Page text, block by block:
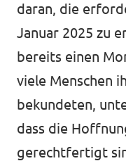
daran, die
Januar 2025 zu
bereits einen
viele Menschen
bekundeten,
dass die
gerechtfertigt